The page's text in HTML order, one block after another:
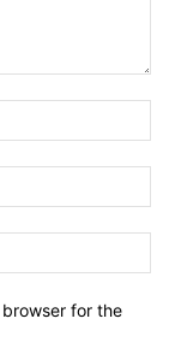
for the